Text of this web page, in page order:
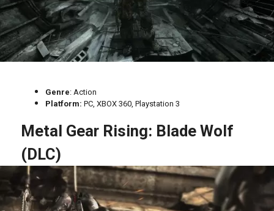
Genre: Action
Platform: PC, XBOX 360, Playstation 3
Metal Gear Rising: Blade Wolf
(DLC)